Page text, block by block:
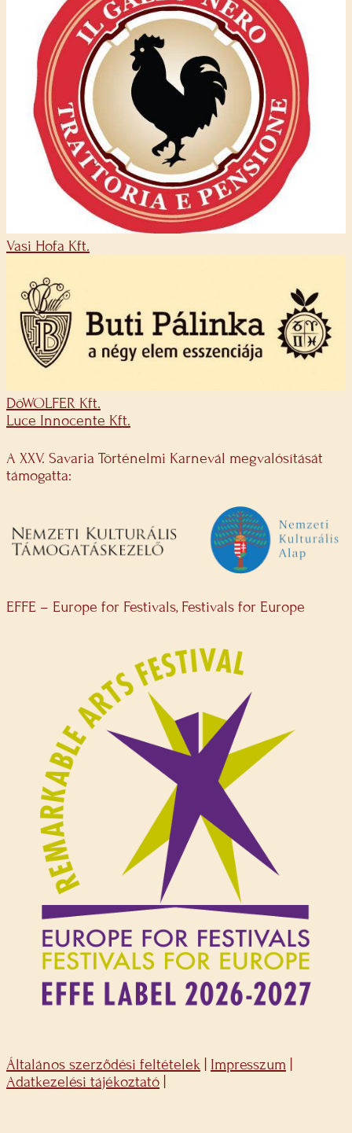
Vasi Hofa Kft.
DöWOLFER Kft.
Luce Innocente Kft.
A XXV. Savaria Történelmi Karnevál megvalósítását
támogatta:
EFFE – Europe for Festivals, Festivals for Europe
Általános szerződési feltételek Impresszum
Adatkezelési tájékoztató